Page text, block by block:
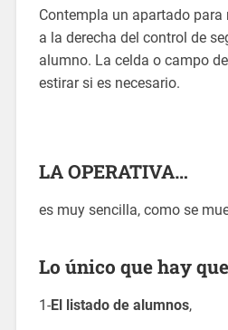
Contempla un apartado
a la derecha del control de
alumno. La celda o campo
estirar si es necesario.
LA OPERATIVA…
es muy sencilla, como se
Lo único que hay
1-El listado de alumnos,